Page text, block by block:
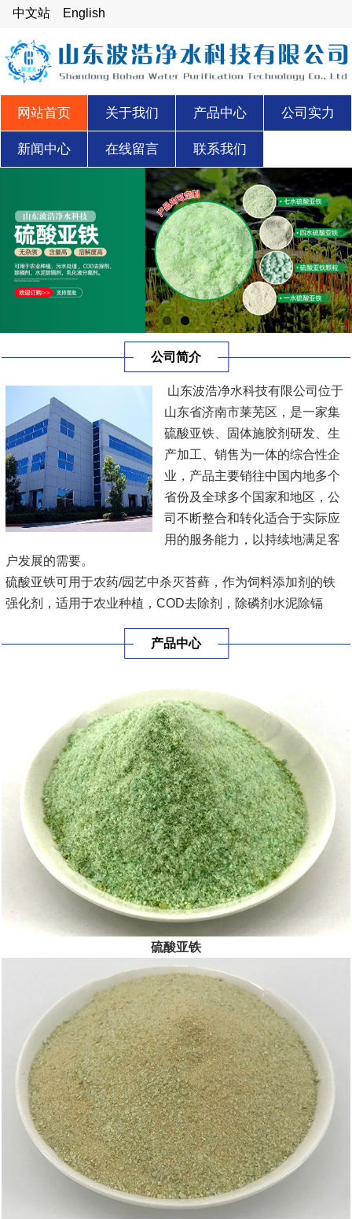
中文站 English
网站首页 关于我们 产品中心 公司实力
新闻中心 在线留言 联系我们
公司简介
山东波浩净水科技有限公司位于
山东省济南市莱芜区，是一家集
硫酸亚铁、固体施胶剂研发、生
产加工、销售为一体的综合性企
业，产品主要销往中国内地多个
省份及全球多个国家和地区，公
司不断整合和转化适合于实际应
用的服务能力，以持续地满足客
户发展的需要。
硫酸亚铁可用于农药/园艺中杀灭苔藓，作为饲料添加剂的铁
强化剂，适用于农业种植，COD去除剂，除磷剂水泥除镉
进行采购。
公司坚持“以人为本、服务至上”，以创新精神、奉献精神为前
[查看详情]
产品中心
硫酸亚铁